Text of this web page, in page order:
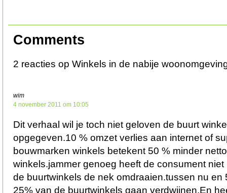
Comments
2 reacties op Winkels in de nabije
wim
4 november 2011 om 10:05
Dit verhaal wil je toch niet geloven de buurt
opgegeven.10 % omzet verlies aan internet of
bouwmarken winkels betekent 50 % minder
winkels.jammer genoeg heeft de consument
de buurtwinkels de nek omdraaien.tussen nu en
25% van de buurtwinkels gaan verdwijnen.En